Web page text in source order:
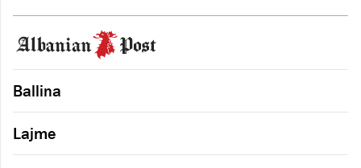
Ballina
Lajme